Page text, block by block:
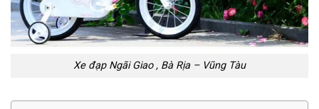
Xe đạp Ngãi Giao , Bà Rịa – Vũng Tàu